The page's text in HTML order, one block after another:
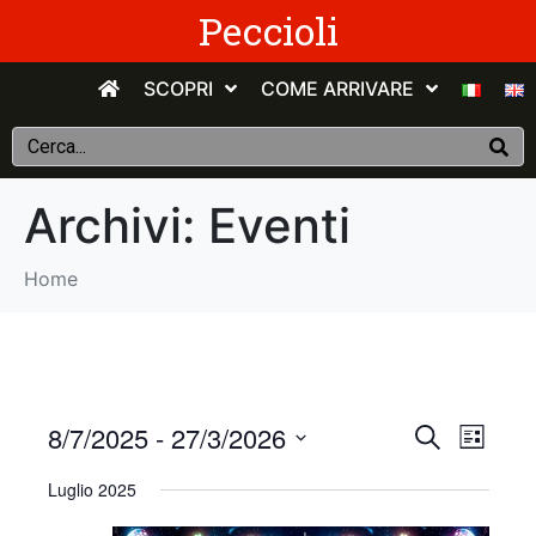
Peccioli
SCOPRI COME ARRIVARE
Archivi: Eventi
Home
E
v
C
r
a
E
e
E
e
8/7/2025 - 27/3/2026
e
Luglio 2025